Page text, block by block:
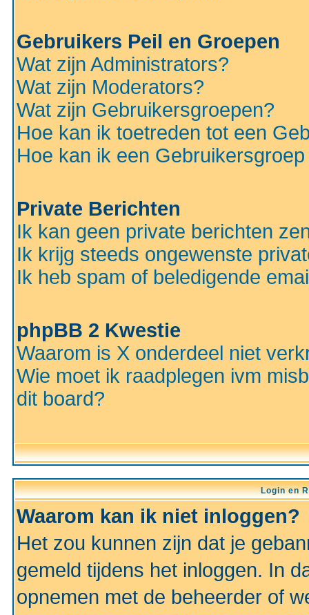
Gebruikers Peil en Groepen
Wat zijn Administrators?
Wat zijn Moderators?
Wat zijn Gebruikersgroepen?
Hoe kan ik toetreden tot een
Hoe kan ik een
Private Berichten
Ik kan geen private berichten
Ik krijg steeds ongewenste
Ik heb spam of beledigende
phpBB 2 Kwestie
Waarom is X onderdeel niet
Wie moet ik raadplegen ivm
dit board?
Login en
Waarom kan ik niet inloggen?
Het zou kunnen zijn dat je
gemeld tijdens het inloggen. In
opnemen met de beheerder of